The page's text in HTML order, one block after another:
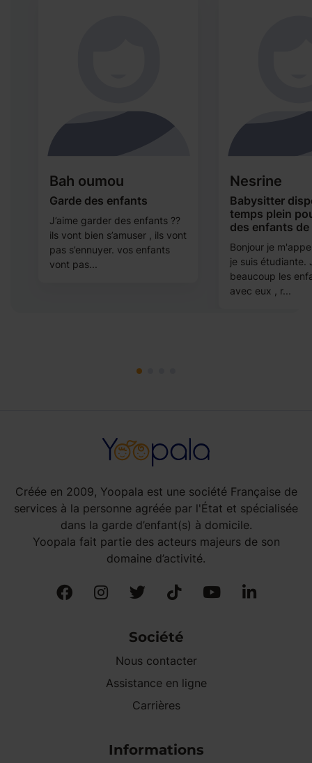
Bah oumou
Garde des enfants
J’aime garder des enfants ??
ils vont bien s’amuser , ils vont
pas s’ennuyer. vos enfants
vont pas...
Nesrine
Babysitter
temps plein
des enfants
Bonjour je
je suis étudiante.
beaucoup les
avec eux , r...
Créée en 2009, Yoopala est une société Française de
services à la personne agréée par l'État et spécialisée
dans la garde d’enfant(s) à domicile.
Yoopala fait partie des acteurs majeurs de son
domaine d’activité.
Société
Nous contacter
Assistance en ligne
Carrières
Informations